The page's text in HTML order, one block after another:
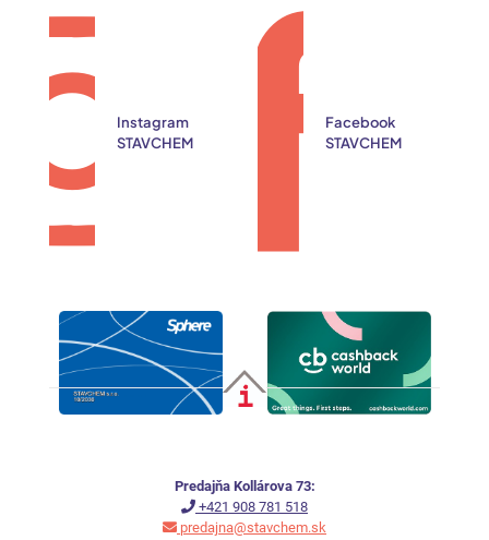
Instagram
STAVCHEM
Facebook
STAVCHEM
Predajňa Kollárova 73:
+421 908 781 518
predajna@stavchem.sk